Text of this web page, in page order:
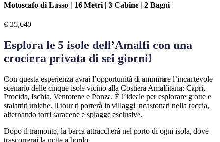
Motoscafo di Lusso | 16 Metri | 3 Cabine | 2 Bagni
€ 35,640
Esplora le 5 isole dell’Amalfi con una
crociera privata di sei giorni!
Con questa esperienza avrai l’opportunità di ammirare l’incantevole
scenario delle cinque isole vicino alla Costiera Amalfitana: Capri,
Procida, Ischia, Ventotene e Ponza. È l’ideale per esplorare grotte e
stalattiti uniche. Il tour ti porterà in villaggi incastonati nella roccia,
alternando torri saracene e spiagge esclusive.
Dopo il tramonto, la barca attraccherà nel porto di ogni isola, dove
trascorrerai la notte a bordo.